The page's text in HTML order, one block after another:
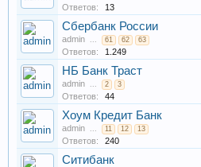
Ответов:
13
Сбербанк России
admin ... 61 62 63
Ответов: 1.249
НБ Банк Траст
admin ... 2 3
Ответов: 44
Хоум Кредит Банк
admin ... 11 12 13
Ответов: 240
Ситибанк